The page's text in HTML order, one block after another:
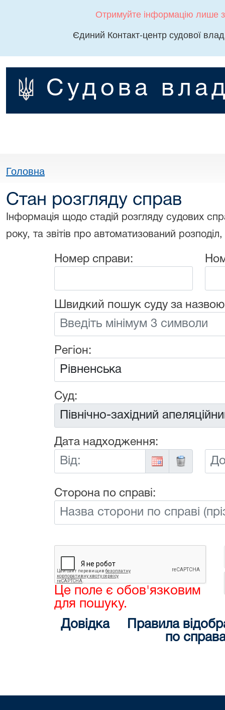
Отримуйте інформацію лише
Єдиний Контакт-центр судової
Судова
Головна
Стан розгляду справ
Інформація щодо стадій розгляду судових
року, та звітів про автоматизований
Номер справи:
Швидкий пошук суду за
Регіон:
Суд:
Дата надходження:
Від:
До:
Сторона по справі:
Це поле є обов'язковим
для пошуку.
Довідка
Правила
по